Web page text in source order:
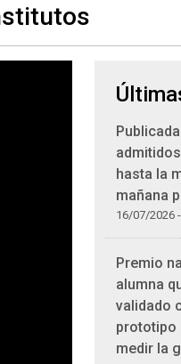
hasta la
mañana
16/07/2026
Premio
alumna
validado
prototipo
medir la